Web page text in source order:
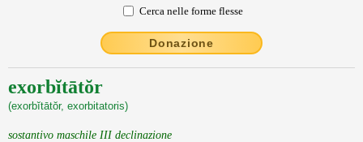
Cerca nelle forme flesse
Donazione
exorbĭtātŏr
(exorbĭtātŏr, exorbitatoris)
sostantivo maschile III declinazione